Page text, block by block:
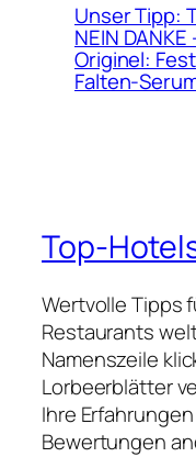
Unser Tipp:
NEIN
Originel:
Falten-
Top-
Wertvolle Tipps
Restaurants
Namenszeile
Lorbeerblätter
Ihre
Bewertungen